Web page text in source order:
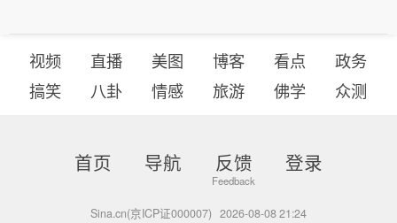
视频 直播 美图 博客 看点
政务
搞笑
八卦 情感 旅游 佛学 众测
首页 导航 反馈 登录
Sina.cn(京ICP证000007) 2026-08-08 21:24